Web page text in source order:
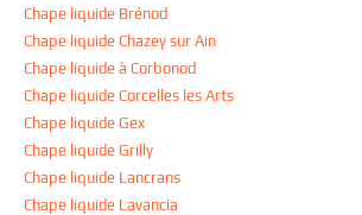
Chape liquide Brénod
Chape liquide Chazey sur Ain
Chape liquide à Corbonod
Chape liquide Corcelles les Arts
Chape liquide Gex
Chape liquide Grilly
Chape liquide Lancrans
Chape liquide Lavancia